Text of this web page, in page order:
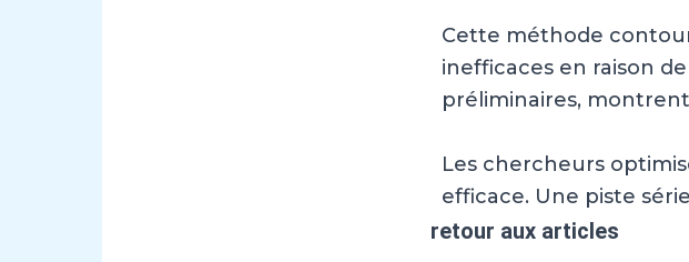
Cette méthode
inefficaces en raison
préliminaires,
Les chercheurs
efficace. Une piste
retour aux articles